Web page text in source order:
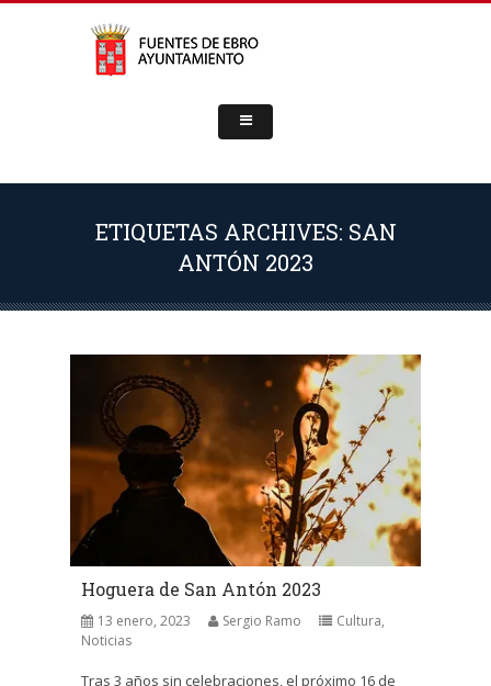
ETIQUETAS ARCHIVES: SAN
ANTÓN 2023
Hoguera de San Antón 2023
13 enero, 2023 Sergio Ramo Cultura,
Noticias
Tras 3 años sin celebraciones, el próximo 16 de